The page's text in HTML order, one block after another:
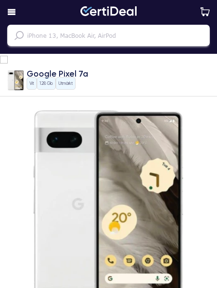
Google Pixel 7a
Vit 128 Gb Utmärkt